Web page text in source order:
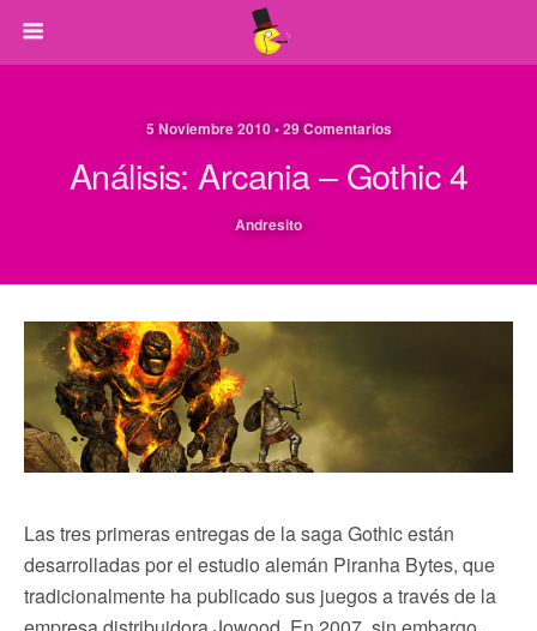
5 Noviembre 2010 • 29 Comentarios
Análisis: Arcania – Gothic 4
Andresito
Las tres primeras entregas de la saga Gothic están
desarrolladas por el estudio alemán Piranha Bytes, que
tradicionalmente ha publicado sus juegos a través de la